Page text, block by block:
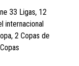
33 Ligas, 12
internacional
2 Copas de